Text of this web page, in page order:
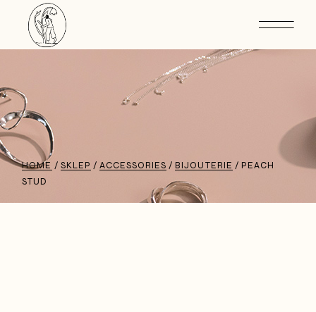
HOME SKLEP ACCESSORIES BIJOUTERIE
PEACH
STUD